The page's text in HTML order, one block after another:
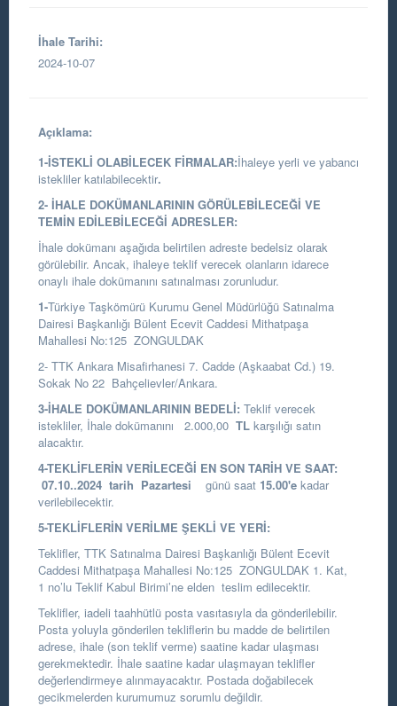
İhale Tarihi:
2024-10-07
Açıklama:
1-İSTEKLİ OLABİLECEK FİRMALAR:İhaleye yerli ve yabancı
istekliler katılabilecektir.
2- İHALE DOKÜMANLARININ GÖRÜLEBİLECEĞİ VE
TEMİN EDİLEBİLECEĞİ ADRESLER:
İhale dokümanı aşağıda belirtilen adreste bedelsiz olarak
görülebilir. Ancak, ihaleye teklif verecek olanların idarece
onaylı ihale dokümanını satınalması zorunludur.
1-Türkiye Taşkömürü Kurumu Genel Müdürlüğü Satınalma
Dairesi Başkanlığı Bülent Ecevit Caddesi Mithatpaşa
Mahallesi No:125 ZONGULDAK
2- TTK Ankara Misafirhanesi 7. Cadde (Aşkaabat Cd.) 19.
Sokak No 22 Bahçelievler/Ankara.
3-İHALE DOKÜMANLARININ BEDELİ: Teklif verecek
istekliler, İhale dokümanını 2.000,00 TL karşılığı satın
alacaktır.
4-TEKLİFLERİN VERİLECEĞİ EN SON TARİH VE SAAT:
07.10..2024 tarih Pazartesi günü saat 15.00'e kadar
verilebilecektir.
5-TEKLİFLERİN VERİLME ŞEKLİ VE YERİ:
Teklifler, TTK Satınalma Dairesi Başkanlığı Bülent Ecevit
Caddesi Mithatpaşa Mahallesi No:125 ZONGULDAK 1. Kat,
1 no’lu Teklif Kabul Birimi’ne elden teslim edilecektir.
Teklifler, iadeli taahhütlü posta vasıtasıyla da gönderilebilir.
Posta yoluyla gönderilen tekliflerin bu madde de belirtilen
adrese, ihale (son teklif verme) saatine kadar ulaşması
gerekmektedir. İhale saatine kadar ulaşmayan teklifler
değerlendirmeye alınmayacaktır. Postada doğabilecek
gecikmelerden kurumumuz sorumlu değildir.